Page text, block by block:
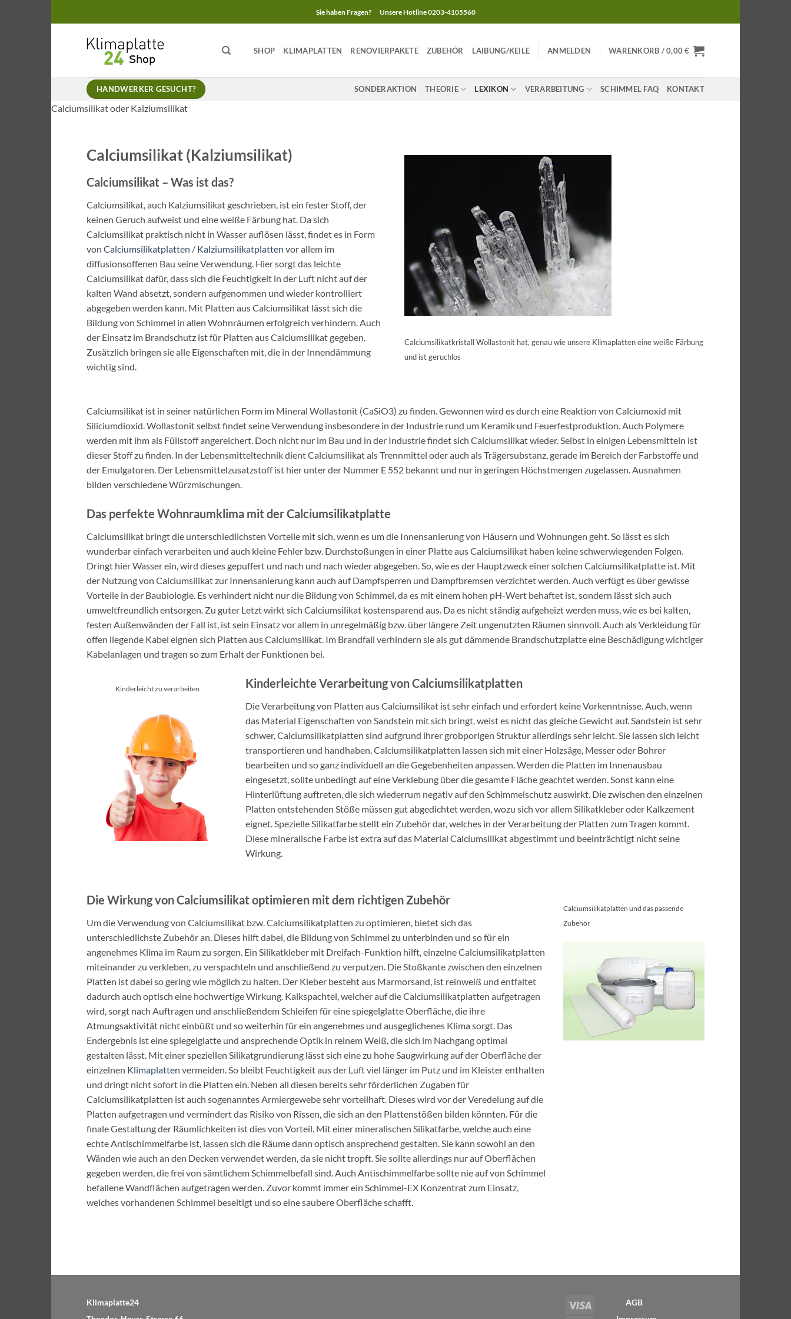
Inhalt
Sie haben Fragen? Unsere Hotline 0203-4105560
SHOP KLIMAPLATTEN RENOVIERPAKETE ZUBEHÖR LAIBUNG/KEILE ANMELDEN WARENKORB /0,00€
HANDWERKER GESUCHT? SONDERAKTION THEORIE LEXIKON VERARBEITUNG SCHIMMEL FAQ KONTAKT
Calciumsilikat oder Kalziumsilikat
Calciumsilikat (Kalziumsilikat)
Calciumsilikat – Was ist das?
Calciumsilikat, auch Kalziumsilikat geschrieben, ist ein fester Stoff, der
keinen Geruch aufweist und eine weiße Färbung hat. Da sich
Calciumsilikat praktisch nicht in Wasser auflösen lässt, findet es in Form
von Calciumsilikatplatten / Kalziumsilikatplatten vor allem im
diffusionsoffenen Bau seine Verwendung. Hier sorgt das leichte
Calciumsilikat dafür, dass sich die Feuchtigkeit in der Luft nicht auf der
kalten Wand absetzt, sondern aufgenommen und wieder kontrolliert
abgegeben werden kann. Mit Platten aus Calciumsilikat lässt sich die
Bildung von Schimmel in allen Wohnräumen erfolgreich verhindern. Auch
der Einsatz im Brandschutz ist für Platten aus Calciumsilikat gegeben.
Zusätzlich bringen sie alle Eigenschaften mit, die in der Innendämmung
wichtig sind.
Calciumsilikatkristall Wollastonit hat, genau wie unsere Klimaplatten eine weiße Färbung
und ist geruchlos
Calciumsilikat ist in seiner natürlichen Form im Mineral Wollastonit (CaSiO3) zu finden. Gewonnen wird es durch eine Reaktion von Calciumoxid mit
Siliciumdioxid. Wollastonit selbst findet seine Verwendung insbesondere in der Industrie rund um Keramik und Feuerfestproduktion. Auch Polymere
werden mit ihm als Füllstoff angereichert. Doch nicht nur im Bau und in der Industrie findet sich Calciumsilikat wieder. Selbst in einigen Lebensmitteln ist
dieser Stoff zu finden. In der Lebensmitteltechnik dient Calciumsilikat als Trennmittel oder auch als Trägersubstanz, gerade im Bereich der Farbstoffe und
der Emulgatoren. Der Lebensmittelzusatzstoff ist hier unter der Nummer E 552 bekannt und nur in geringen Höchstmengen zugelassen. Ausnahmen
bilden verschiedene Würzmischungen.
Das perfekte Wohnraumklima mit der Calciumsilikatplatte
Calciumsilikat bringt die unterschiedlichsten Vorteile mit sich, wenn es um die Innensanierung von Häusern und Wohnungen geht. So lässt es sich
wunderbar einfach verarbeiten und auch kleine Fehler bzw. Durchstoßungen in einer Platte aus Calciumsilikat haben keine schwerwiegenden Folgen.
Dringt hier Wasser ein, wird dieses gepuffert und nach und nach wieder abgegeben. So, wie es der Hauptzweck einer solchen Calciumsilikatplatte ist. Mit
der Nutzung von Calciumsilikat zur Innensanierung kann auch auf Dampfsperren und Dampfbremsen verzichtet werden. Auch verfügt es über gewisse
Vorteile in der Baubiologie. Es verhindert nicht nur die Bildung von Schimmel, da es mit einem hohen pH-Wert behaftet ist, sondern lässt sich auch
umweltfreundlich entsorgen. Zu guter Letzt wirkt sich Calciumsilikat kostensparend aus. Da es nicht ständig aufgeheizt werden muss, wie es bei kalten,
festen Außenwänden der Fall ist, ist sein Einsatz vor allem in unregelmäßig bzw. über längere Zeit ungenutzten Räumen sinnvoll. Auch als Verkleidung für
offen liegende Kabel eignen sich Platten aus Calciumsilikat. Im Brandfall verhindern sie als gut dämmende Brandschutzplatte eine Beschädigung wichtiger
Kabelanlagen und tragen so zum Erhalt der Funktionen bei.
Kinderleicht zu verarbeiten Kinderleichte Verarbeitung von Calciumsilikatplatten
Die Verarbeitung von Platten aus Calciumsilikat ist sehr einfach und erfordert keine Vorkenntnisse. Auch, wenn
das Material Eigenschaften von Sandstein mit sich bringt, weist es nicht das gleiche Gewicht auf. Sandstein ist sehr
schwer, Calciumsilikatplatten sind aufgrund ihrer grobporigen Struktur allerdings sehr leicht. Sie lassen sich leicht
transportieren und handhaben. Calciumsilikatplatten lassen sich mit einer Holzsäge, Messer oder Bohrer
bearbeiten und so ganz individuell an die Gegebenheiten anpassen. Werden die Platten im Innenausbau
eingesetzt, sollte unbedingt auf eine Verklebung über die gesamte Fläche geachtet werden. Sonst kann eine
Hinterlüftung auftreten, die sich wiederrum negativ auf den Schimmelschutz auswirkt. Die zwischen den einzelnen
Platten entstehenden Stöße müssen gut abgedichtet werden, wozu sich vor allem Silikatkleber oder Kalkzement
eignet. Spezielle Silikatfarbe stellt ein Zubehör dar, welches in der Verarbeitung der Platten zum Tragen kommt.
Diese mineralische Farbe ist extra auf das Material Calciumsilikat abgestimmt und beeinträchtigt nicht seine
Wirkung.
Die Wirkung von Calciumsilikat optimieren mit dem richtigen Zubehör
Um die Verwendung von Calciumsilikat bzw. Calciumsilikatplatten zu optimieren, bietet sich das
unterschiedlichste Zubehör an. Dieses hilft dabei, die Bildung von Schimmel zu unterbinden und so für ein
angenehmes Klima im Raum zu sorgen. Ein Silikatkleber mit Dreifach-Funktion hilft, einzelne Calciumsilikatplatten
miteinander zu verkleben, zu verspachteln und anschließend zu verputzen. Die Stoßkante zwischen den einzelnen
Platten ist dabei so gering wie möglich zu halten. Der Kleber besteht aus Marmorsand, ist reinweiß und entfaltet
dadurch auch optisch eine hochwertige Wirkung. Kalkspachtel, welcher auf die Calciumsilikatplatten aufgetragen
wird, sorgt nach Auftragen und anschließendem Schleifen für eine spiegelglatte Oberfläche, die ihre
Atmungsaktivität nicht einbüßt und so weiterhin für ein angenehmes und ausgeglichenes Klima sorgt. Das
Endergebnis ist eine spiegelglatte und ansprechende Optik in reinem Weiß, die sich im Nachgang optimal
gestalten lässt. Mit einer speziellen Silikatgrundierung lässt sich eine zu hohe Saugwirkung auf der Oberfläche der
einzelnen Klimaplatten vermeiden. So bleibt Feuchtigkeit aus der Luft viel länger im Putz und im Kleister enthalten
und dringt nicht sofort in die Platten ein. Neben all diesen bereits sehr förderlichen Zugaben für
Calciumsilikatplatten ist auch sogenanntes Armiergewebe sehr vorteilhaft. Dieses wird vor der Veredelung auf die
Platten aufgetragen und vermindert das Risiko von Rissen, die sich an den Plattenstößen bilden könnten. Für die
finale Gestaltung der Räumlichkeiten ist dies von Vorteil. Mit einer mineralischen Silikatfarbe, welche auch eine
echte Antischimmelfarbe ist, lassen sich die Räume dann optisch ansprechend gestalten. Sie kann sowohl an den
Wänden wie auch an den Decken verwendet werden, da sie nicht tropft. Sie sollte allerdings nur auf Oberflächen
gegeben werden, die frei von sämtlichem Schimmelbefall sind. Auch Antischimmelfarbe sollte nie auf von Schimmel
befallene Wandflächen aufgetragen werden. Zuvor kommt immer ein Schimmel-EX Konzentrat zum Einsatz,
welches vorhandenen Schimmel beseitigt und so eine saubere Oberfläche schafft.
Calciumsilikatplatten und das passende
Zubehör
Klimaplatte24
AGB